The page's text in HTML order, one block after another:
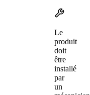
Le
produit
doit
être
installé
par
un